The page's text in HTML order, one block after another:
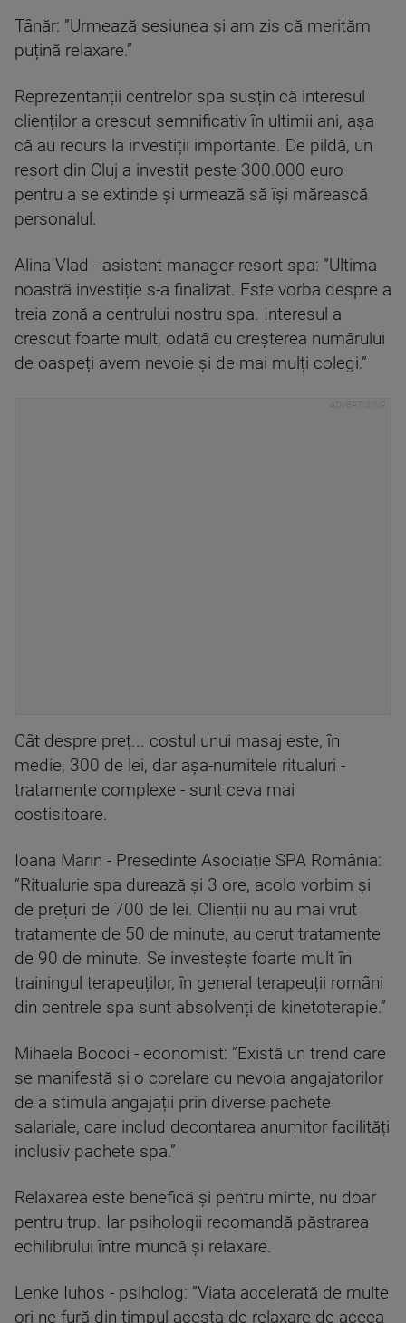
Tânăr: ”Urmează sesiunea și am zis că merităm
puțină relaxare.”
Reprezentanții centrelor spa susțin că interesul
clienților a crescut semnificativ în ultimii ani, așa
că au recurs la investiții importante. De pildă, un
resort din Cluj a investit peste 300.000 euro
pentru a se extinde și urmează să își mărească
personalul.
Alina Vlad - asistent manager resort spa: ”Ultima
noastră investiție s-a finalizat. Este vorba despre a
treia zonă a centrului nostru spa. Interesul a
crescut foarte mult, odată cu creșterea numărului
de oaspeți avem nevoie și de mai mulți colegi.”
Cât despre preț... costul unui masaj este, în
medie, 300 de lei, dar așa-numitele ritualuri -
tratamente complexe - sunt ceva mai
costisitoare.
Ioana Marin - Presedinte Asociație SPA România:
”Ritualurie spa durează și 3 ore, acolo vorbim și
de prețuri de 700 de lei. Clienții nu au mai vrut
tratamente de 50 de minute, au cerut tratamente
de 90 de minute. Se investește foarte mult în
trainingul terapeuților, în general terapeuții români
din centrele spa sunt absolvenți de kinetoterapie.”
Mihaela Bococi - economist: ”Există un trend care
se manifestă și o corelare cu nevoia angajatorilor
de a stimula angajații prin diverse pachete
salariale, care includ decontarea anumitor facilități
inclusiv pachete spa.”
Relaxarea este benefică și pentru minte, nu doar
pentru trup. Iar psihologii recomandă păstrarea
echilibrului între muncă și relaxare.
Lenke Iuhos - psiholog: ”Viata accelerată de multe
ori ne fură din timpul acesta de relaxare de aceea